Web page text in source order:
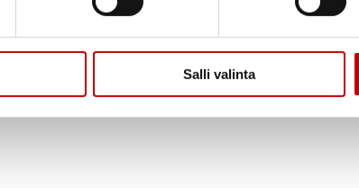
Salli valinta
on Oulun kupeessa Kempeleessä sijaitseva
Yritys on toiminut ovia ja ikkunoita
1977. Nykyisten yrittäjien, Aune ja Ari